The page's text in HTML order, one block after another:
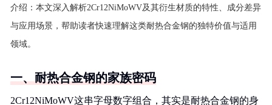
介绍： 本文深入解析2Cr12NiMoWV及其衍生材质的特性、成分差异
与应用场景，帮助读者快速理解这类耐热合金钢的独特价值与适用
领域。
一、耐热合金钢的家族密码
2Cr12NiMoWV这串字母数字组合，其实是耐热合金钢的身